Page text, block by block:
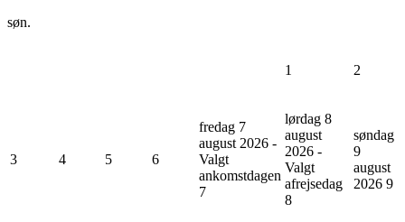
søn.
1 2
3 4 5 6
fredag 7
august 2026 -
Valgt
ankomstdagen
7
lørdag 8
august
2026 -
Valgt
afrejsedag
8
søndag
9
august
2026 9